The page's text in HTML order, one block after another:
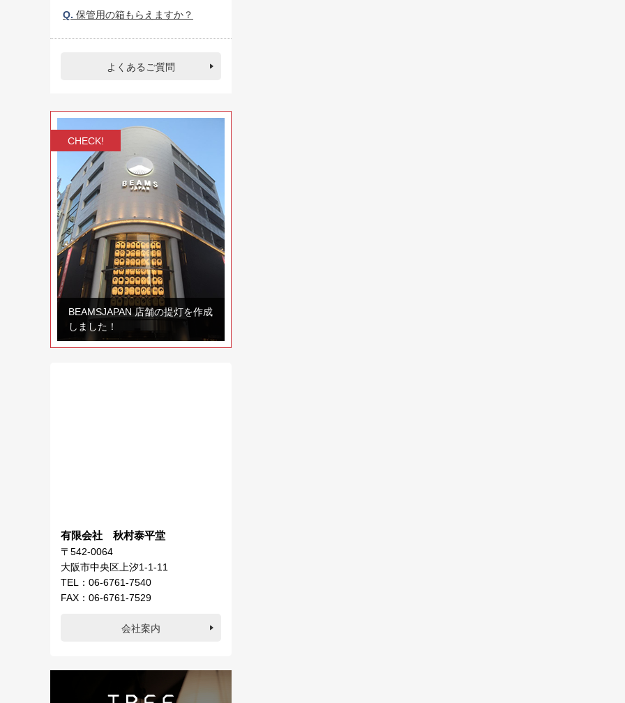
Q. 保管用の箱もらえますか？
よくあるご質問
CHECK!
BEAMSJAPAN 店舗の提灯を作成
しました！
有限会社 秋村泰平堂
〒542-0064
大阪市中央区上汐1-1-11
TEL：06-6761-7540
FAX：06-6761-7529
会社案内